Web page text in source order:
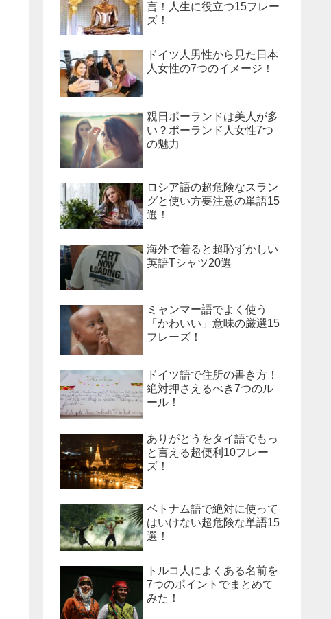
言！人生に役立つ15フレー
ズ！
ドイツ人男性から見た日本
人女性の7つのイメージ！
親日ポーランドは美人が多
い？ポーランド人女性7つ
の魅力
ロシア語の超危険なスラン
グと使い方要注意の単語15
選！
海外で着ると超恥ずかしい
英語Tシャツ20選
ミャンマー語でよく使う
「かわいい」意味の厳選15
フレーズ！
ドイツ語で住所の書き方！
絶対押さえるべき7つのル
ール！
ありがとうをタイ語でもっ
と言える超便利10フレー
ズ！
ベトナム語で絶対に使って
はいけない超危険な単語15
選！
トルコ人によくある名前を
7つのポイントでまとめて
みた！